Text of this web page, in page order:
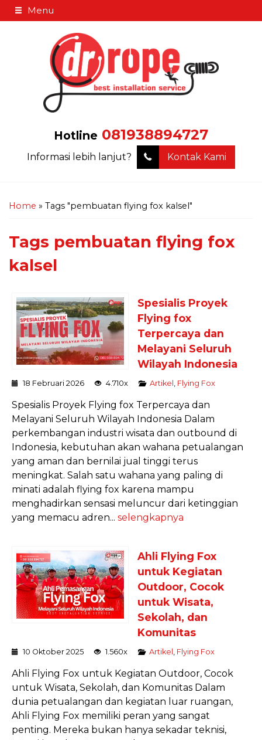
Menu
Hotline 081938894727
Informasi lebih lanjut? Kontak Kami
Home » Tags "pembuatan flying fox kalsel"
Tags pembuatan flying fox
kalsel
Spesialis Proyek
Flying fox
Terpercaya dan
Melayani Seluruh
Wilayah Indonesia
18 Februari 2026 4.710x Artikel Flying Fox
Spesialis Proyek Flying fox Terpercaya dan
Melayani Seluruh Wilayah Indonesia Dalam
perkembangan industri wisata dan outbound di
Indonesia, kebutuhan akan wahana petualangan
yang aman dan bernilai jual tinggi terus
meningkat. Salah satu wahana yang paling di
minati adalah flying fox karena mampu
menghadirkan sensasi meluncur dari ketinggian
yang memacu adren... selengkapnya
Ahli Flying Fox
untuk Kegiatan
Outdoor, Cocok
untuk Wisata,
Sekolah, dan
Komunitas
10 Oktober 2025 1.560x Artikel Flying Fox
Ahli Flying Fox untuk Kegiatan Outdoor, Cocok
untuk Wisata, Sekolah, dan Komunitas Dalam
dunia petualangan dan kegiatan luar ruangan,
Ahli Flying Fox memiliki peran yang sangat
penting. Mereka bukan hanya sekadar teknisi,